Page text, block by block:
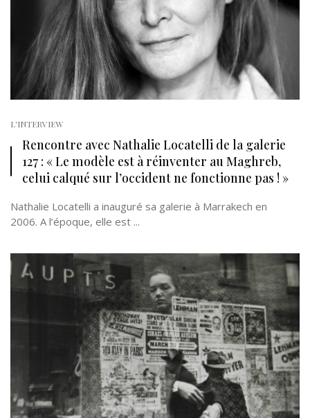
L'INTERVIEW
Rencontre avec Nathalie Locatelli de la galerie
127 : « Le modèle est à réinventer au Maghreb,
celui calqué sur l’occident ne fonctionne pas ! »
Nathalie Locatelli a inauguré sa galerie à Marrakech en
2006. A l’époque, elle est ...